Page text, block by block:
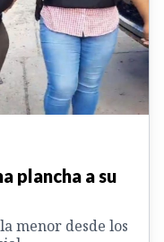
plancha a su
menor desde los